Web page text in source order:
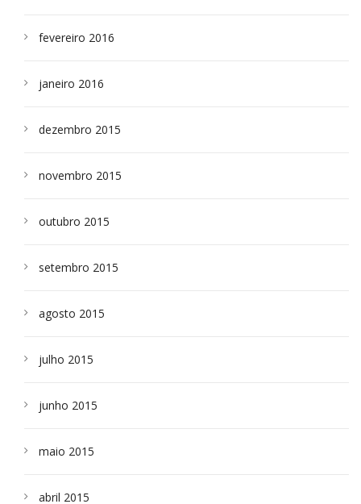
fevereiro 2016
janeiro 2016
dezembro 2015
novembro 2015
outubro 2015
setembro 2015
agosto 2015
julho 2015
junho 2015
maio 2015
abril 2015